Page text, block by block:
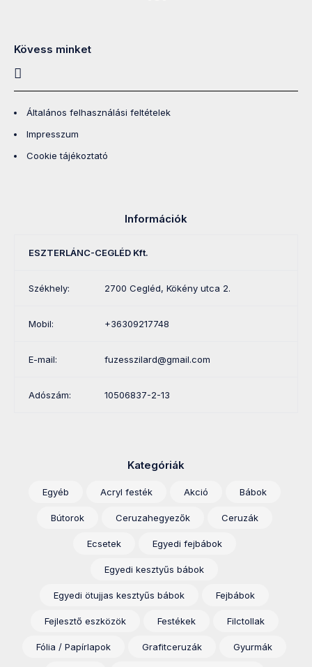
Kövess minket
Általános felhasználási feltételek
Impresszum
Cookie tájékoztató
Információk
ESZTERLÁNC-CEGLÉD Kft.
Székhely: 2700 Cegléd, Kökény utca 2.
Mobil: +36309217748
E-mail: fuzesszilard@gmail.com
Adószám: 10506837-2-13
Kategóriák
Egyéb Acryl festék Akció Bábok
Bútorok Ceruzahegyezők Ceruzák
Ecsetek Egyedi fejbábok
Egyedi kesztyűs bábok
Egyedi ötujjas kesztyűs bábok Fejbábok
Fejlesztő eszközök Festékek Filctollak
Fólia / Papírlapok Grafitceruzák Gyurmák